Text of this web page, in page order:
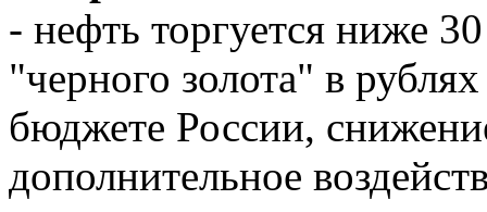
- нефть торгуется ниже
"черного золота" в
бюджете России,
дополнительное